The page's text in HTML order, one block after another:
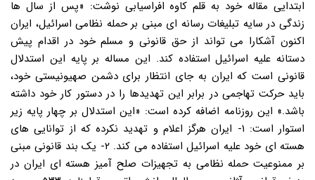
ابتدایی مقاله خود به قلم کاوه افراسیابی نوشت: «پس از سال ها
زندگی در سایه تبلیغات رسانه ای مبنی بر حمله نظامی اسرائیل، ایران
اکنون آشکارا می تواند از حق قانونی و مسلم خود در اقدام پیش
دستانه علیه اسرائیل استفاده کند. این مساله بر پایه این استدلال
قانونی است که ایران به جای انتظار برای دشمن صهیونیستی خود،
باید حرکت تهاجمی در برابر این تهدیدها را در دستور کار خود داشته
باشد.» این روزنامه اضافه کرده است: «این استدلال بر چهار پایه زیر
استوار است: ۱- ایران هرگز اعلام و تهدید نکرده که از توانایی های
هسته ای خود علیه اسرائیل استفاده می کند. ۲- یک بند قانونی مبنی
بر ممنوعیت حمله نظامی به تجهیزات صلح آمیز هسته ای ایران در